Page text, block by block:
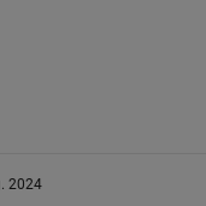
2024